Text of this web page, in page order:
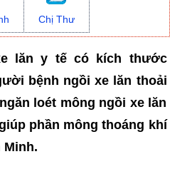
Chị Thư
lăn y tế có kích thước
bệnh ngồi xe lăn thoải
loét mông ngồi xe lăn
phần mông thoáng khí
Minh.